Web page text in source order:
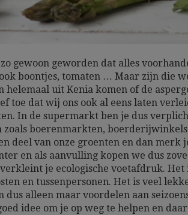
gewoon geworden dat alles
boontjes, tomaten … Maar zijn die
helemaal uit Kenia komen of de
toe dat wij ons ook al eens laten
In de supermarkt ben je dus
boerenmarkten,
deel van onze groenten en dan merk
en als aanvulling kopen we dus
je ecologische voetafdruk. Het
en tussenpersonen. Het is veel
alleen maar voordelen aan
idee om je op weg te helpen en